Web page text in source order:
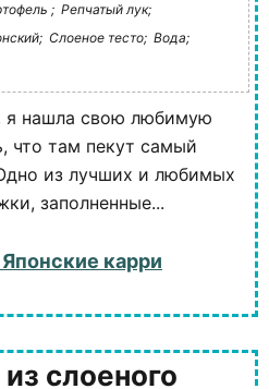
; Репчатый лук;
Слоеное тесто; Вода;
я нашла свою любимую
что там пекут самый
из лучших и любимых
заполненные...
карри
слоеного